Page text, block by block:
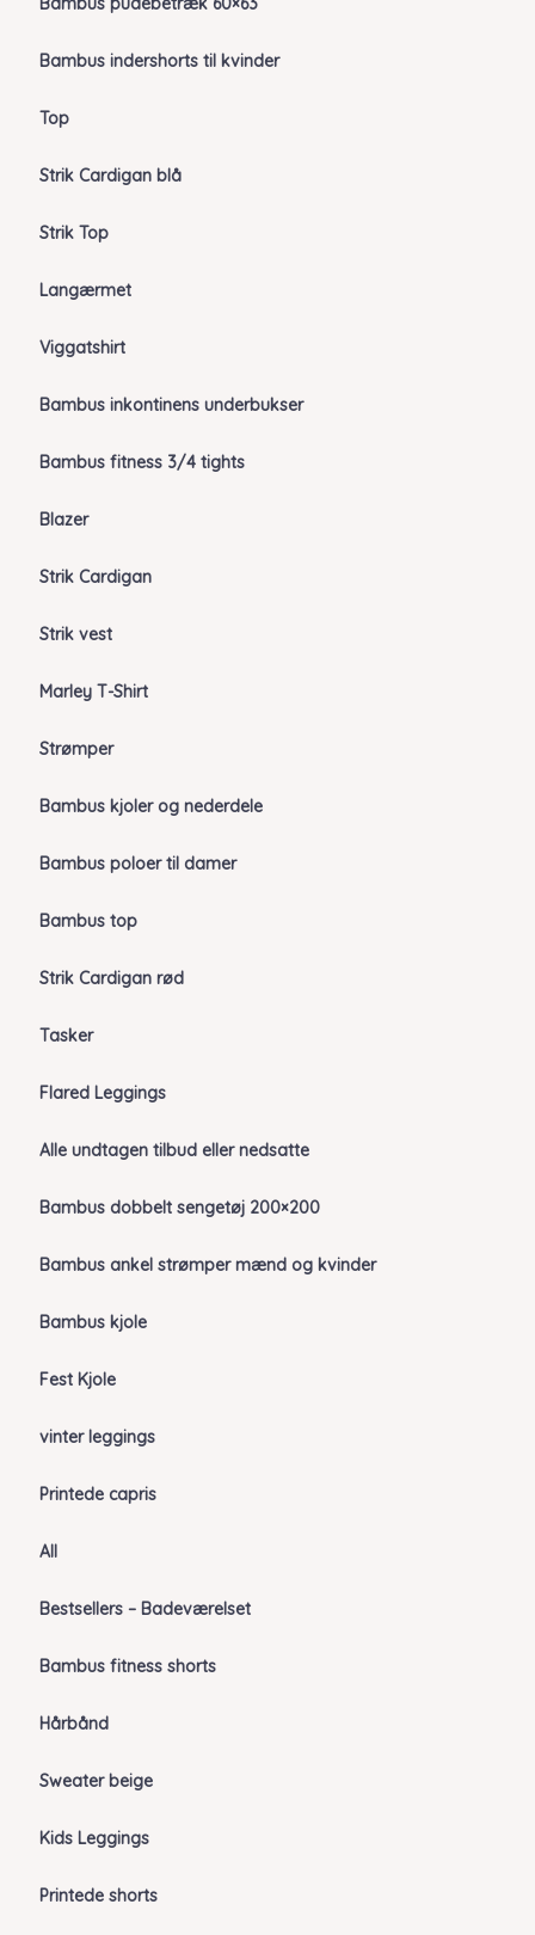
Bambus indershorts til kvinder
Top
Strik Cardigan blå
Strik Top
Langærmet
Viggatshirt
Bambus inkontinens underbukser
Bambus fitness 3/4 tights
Blazer
Strik Cardigan
Strik vest
Marley T-Shirt
Strømper
Bambus kjoler og nederdele
Bambus poloer til damer
Bambus top
Strik Cardigan rød
Tasker
Flared Leggings
Alle undtagen tilbud eller nedsatte
Bambus dobbelt sengetøj 200×200
Bambus ankel strømper mænd og kvinder
Bambus kjole
Fest Kjole
vinter leggings
Printede capris
All
Bestsellers – Badeværelset
Bambus fitness shorts
Hårbånd
Sweater beige
Kids Leggings
Printede shorts